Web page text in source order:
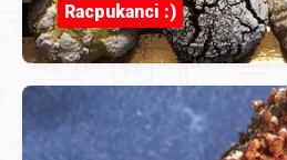
Racpukanci :)